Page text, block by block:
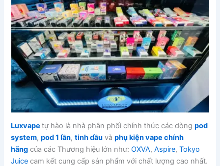
Luxvapetự hào là nhà phân phối chính thức các dòngpod
system,pod 1 lần,tinh dầu vàphụ kiện vape chính
hãng của các Thương hiệu lớn như:OXVA,Aspire,Tokyo
Juice cam kết cung cấp sản phẩm với chất lượng cao nhất.